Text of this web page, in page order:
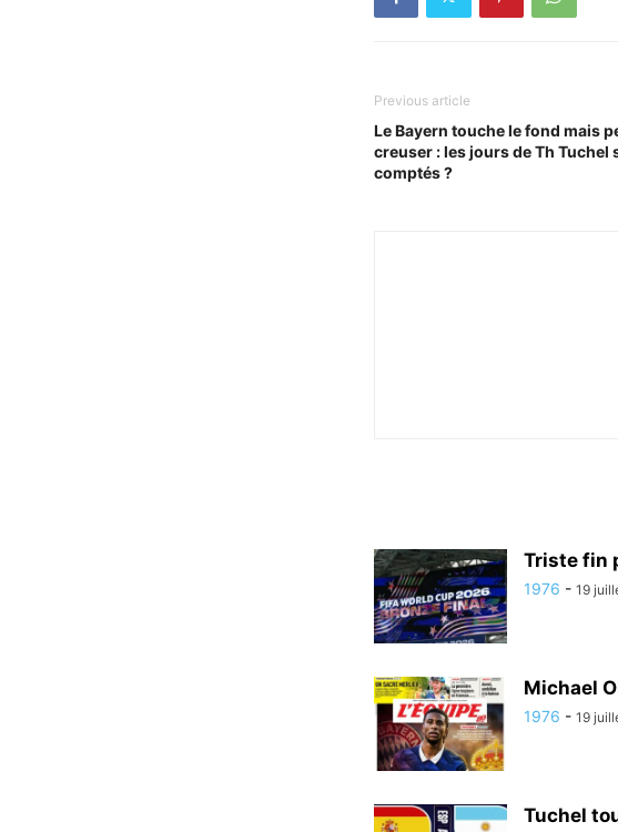
Previous article
Le Bayern touche le fond mais
creuser : les jours de Th Tuchel
comptés ?
Triste fin
1976 - 19
Michael
1976 - 19
Tuchel